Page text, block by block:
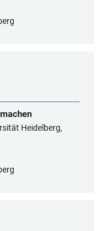
Heidelberg,